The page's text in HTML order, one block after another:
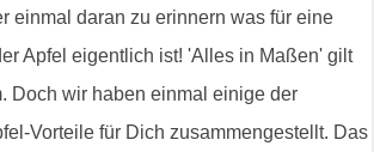
einmal daran zu erinnern was für eine
Apfel eigentlich ist! 'Alles in Maßen' gilt
Doch wir haben einmal einige der
Vorteile für Dich zusammengestellt. Das